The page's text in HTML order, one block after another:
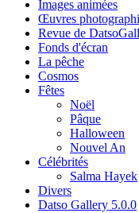
Images animées
Œuvres
Revue de
Fonds d'écran
La pêche
Cosmos
Fêtes
Noël
Pâque
Halloween
Nouvel An
Célébrités
Salma Hayek
Divers
Datso Gallery 5.0.0